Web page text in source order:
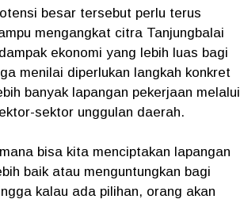
besar tersebut perlu terus
mengangkat citra Tanjungbalai
ekonomi yang lebih luas bagi
menilai diperlukan langkah konkret
banyak lapangan pekerjaan melalui
sektor unggulan daerah.
bisa kita menciptakan lapangan
baik atau menguntungkan bagi
kalau ada pilihan, orang akan